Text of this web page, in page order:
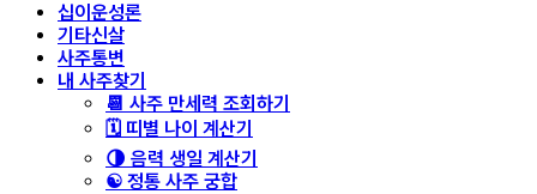
십이운성론
기타신살
사주통변
내 사주찾기
📆 사주 만세력 조회하기
🗓️ 띠별 나이 계산기
🌗 음력 생일 계산기
☯️ 정통 사주 궁합